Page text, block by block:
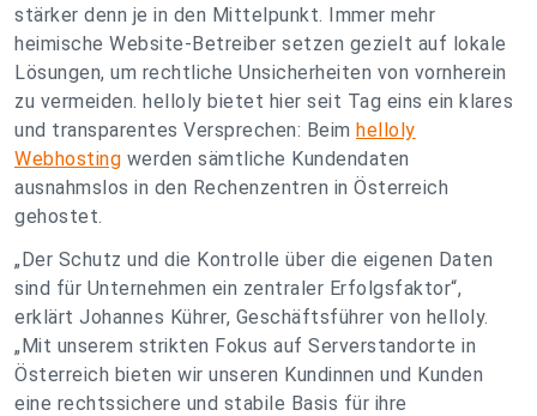
stärker denn je in den Mittelpunkt. Immer mehr
heimische Website-Betreiber setzen gezielt auf lokale
Lösungen, um rechtliche Unsicherheiten von vornherein
zu vermeiden. helloly bietet hier seit Tag eins ein klares
und transparentes Versprechen: Beim helloly
Webhosting werden sämtliche Kundendaten
ausnahmslos in den Rechenzentren in Österreich
gehostet.
„Der Schutz und die Kontrolle über die eigenen Daten
sind für Unternehmen ein zentraler Erfolgsfaktor“,
erklärt Johannes Kührer, Geschäftsführer von helloly.
„Mit unserem strikten Fokus auf Serverstandorte in
Österreich bieten wir unseren Kundinnen und Kunden
eine rechtssichere und stabile Basis für ihre